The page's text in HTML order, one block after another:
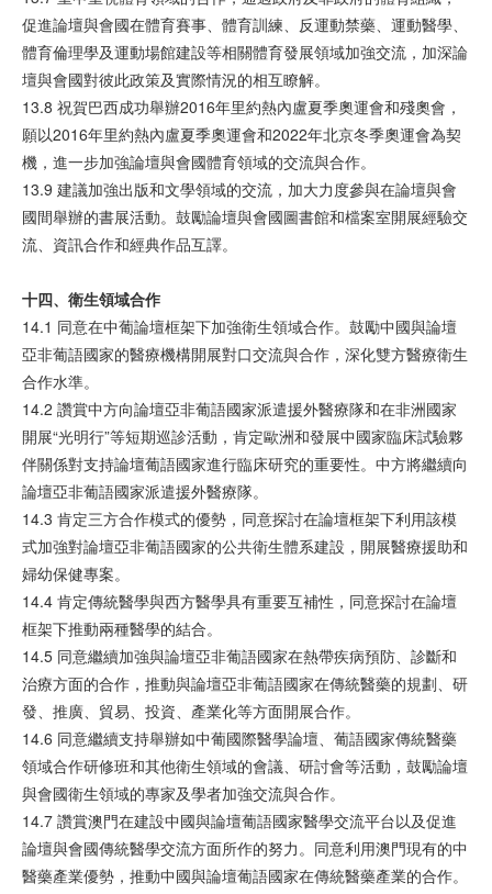
促進論壇與會國在體育賽事、體育訓練、反運動禁藥、運動醫學、
體育倫理學及運動場館建設等相關體育發展領域加強交流，加深論
壇與會國對彼此政策及實際情況的相互瞭解。
13.8 祝賀巴西成功舉辦2016年里約熱內盧夏季奧運會和殘奧會，
願以2016年里約熱內盧夏季奧運會和2022年北京冬季奧運會為契
機，進一步加強論壇與會國體育領域的交流與合作。
13.9 建議加強出版和文學領域的交流，加大力度參與在論壇與會
國間舉辦的書展活動。鼓勵論壇與會國圖書館和檔案室開展經驗交
流、資訊合作和經典作品互譯。
十四、衛生領域合作
14.1 同意在中葡論壇框架下加強衛生領域合作。鼓勵中國與論壇
亞非葡語國家的醫療機構開展對口交流與合作，深化雙方醫療衛生
合作水準。
14.2 讚賞中方向論壇亞非葡語國家派遣援外醫療隊和在非洲國家
開展“光明行”等短期巡診活動，肯定歐洲和發展中國家臨床試驗夥
伴關係對支持論壇葡語國家進行臨床研究的重要性。中方將繼續向
論壇亞非葡語國家派遣援外醫療隊。
14.3 肯定三方合作模式的優勢，同意探討在論壇框架下利用該模
式加強對論壇亞非葡語國家的公共衛生體系建設，開展醫療援助和
婦幼保健專案。
14.4 肯定傳統醫學與西方醫學具有重要互補性，同意探討在論壇
框架下推動兩種醫學的結合。
14.5 同意繼續加強與論壇亞非葡語國家在熱帶疾病預防、診斷和
治療方面的合作，推動與論壇亞非葡語國家在傳統醫藥的規劃、研
發、推廣、貿易、投資、產業化等方面開展合作。
14.6 同意繼續支持舉辦如中葡國際醫學論壇、葡語國家傳統醫藥
領域合作研修班和其他衛生領域的會議、研討會等活動，鼓勵論壇
與會國衛生領域的專家及學者加強交流與合作。
14.7 讚賞澳門在建設中國與論壇葡語國家醫學交流平台以及促進
論壇與會國傳統醫學交流方面所作的努力。同意利用澳門現有的中
醫藥產業優勢，推動中國與論壇葡語國家在傳統醫藥產業的合作。